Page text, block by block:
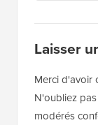
Laisser
Merci d'avoir
N'oubliez
modérés